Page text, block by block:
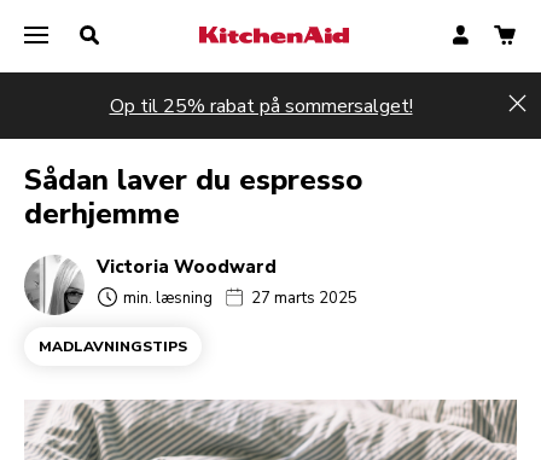
Op til 25% rabat på sommersalget!
Sådan laver du espresso
derhjemme
Victoria Woodward
min. læsning 27 marts 2025
MADLAVNINGSTIPS